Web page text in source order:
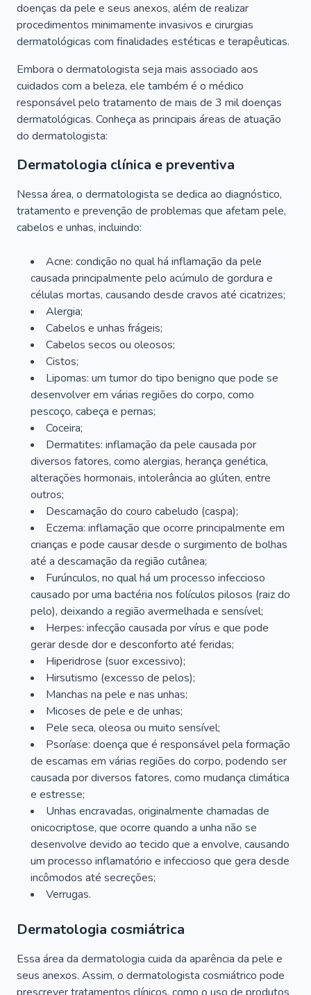
doenças da pele e seus anexos, além de realizar
procedimentos minimamente invasivos e cirurgias
dermatológicas com finalidades estéticas e terapêuticas.
Embora o dermatologista seja mais associado aos
cuidados com a beleza, ele também é o médico
responsável pelo tratamento de mais de 3 mil doenças
dermatológicas. Conheça as principais áreas de atuação
do dermatologista:
Dermatologia clínica e preventiva
Nessa área, o dermatologista se dedica ao diagnóstico,
tratamento e prevenção de problemas que afetam pele,
cabelos e unhas, incluindo:
Acne: condição no qual há inflamação da pele
causada principalmente pelo acúmulo de gordura e
células mortas, causando desde cravos até cicatrizes;
Alergia;
Cabelos e unhas frágeis;
Cabelos secos ou oleosos;
Cistos;
Lipomas: um tumor do tipo benigno que pode se
desenvolver em várias regiões do corpo, como
pescoço, cabeça e pernas;
Coceira;
Dermatites: inflamação da pele causada por
diversos fatores, como alergias, herança genética,
alterações hormonais, intolerância ao glúten, entre
outros;
Descamação do couro cabeludo (caspa);
Eczema: inflamação que ocorre principalmente em
crianças e pode causar desde o surgimento de bolhas
até a descamação da região cutânea;
Furúnculos, no qual há um processo infeccioso
causado por uma bactéria nos folículos pilosos (raiz do
pelo), deixando a região avermelhada e sensível;
Herpes: infecção causada por vírus e que pode
gerar desde dor e desconforto até feridas;
Hiperidrose (suor excessivo);
Hirsutismo (excesso de pelos);
Manchas na pele e nas unhas;
Micoses de pele e de unhas;
Pele seca, oleosa ou muito sensível;
Psoríase: doença que é responsável pela formação
de escamas em várias regiões do corpo, podendo ser
causada por diversos fatores, como mudança climática
e estresse;
Unhas encravadas, originalmente chamadas de
onicocriptose, que ocorre quando a unha não se
desenvolve devido ao tecido que a envolve, causando
um processo inflamatório e infeccioso que gera desde
incômodos até secreções;
Verrugas.
Dermatologia cosmiátrica
Essa área da dermatologia cuida da aparência da pele e
seus anexos. Assim, o dermatologista cosmiátrico pode